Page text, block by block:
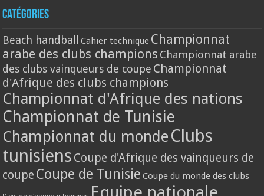
Catégories
Beach handball Cahier technique Championnat
arabe des clubs champions Championnat arabe
des clubs vainqueurs de coupe Championnat
d'Afrique des clubs champions
Championnat d'Afrique des nations
Championnat de Tunisie
Championnat du monde Clubs
tunisiens Coupe d'Afrique des vainqueurs de
coupe Coupe de Tunisie Coupe du monde des clubs